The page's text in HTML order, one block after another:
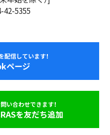
42-5355
配信しています！
ページ
い合わせできます！
を友だち追加